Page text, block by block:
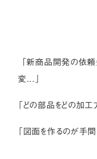
「新商品開発の依頼
変...」
「どの部品をどの加
「図面を作るのが手